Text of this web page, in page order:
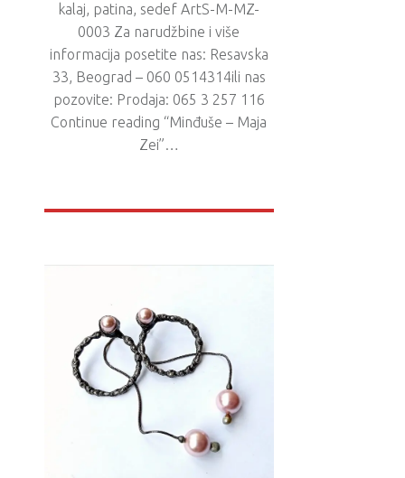
kalaj, patina, sedef ArtS-M-MZ-
0003 Za narudžbine i više
informacija posetite nas: Resavska
33, Beograd – 060 0514314ili nas
pozovite: Prodaja: 065 3 257 116
Continue reading “Minđuše – Maja
Zei”…